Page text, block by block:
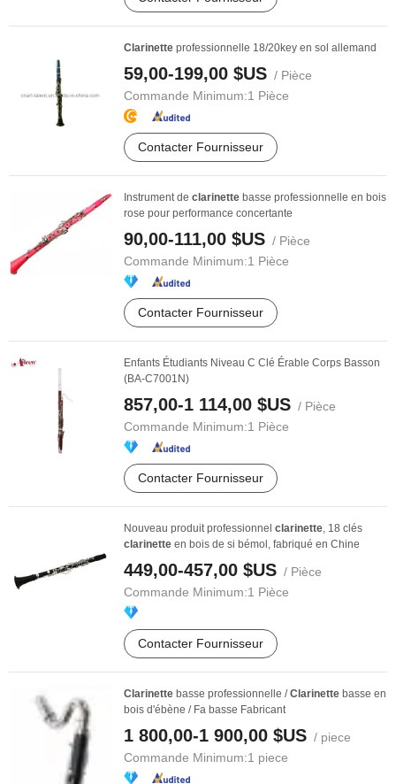
Clarinette professionnelle 18/20key en sol allemand
59,00-199,00 $US / Pièce
Commande Minimum:1 Pièce
Contacter Fournisseur
Instrument de clarinette basse professionnelle en bois
rose pour performance concertante
90,00-111,00 $US / Pièce
Commande Minimum:1 Pièce
Contacter Fournisseur
Enfants Étudiants Niveau C Clé Érable Corps Basson
(BA-C7001N)
857,00-1 114,00 $US / Pièce
Commande Minimum:1 Pièce
Contacter Fournisseur
Nouveau produit professionnel clarinette, 18 clés
clarinette en bois de si bémol, fabriqué en Chine
449,00-457,00 $US / Pièce
Commande Minimum:1 Pièce
Contacter Fournisseur
Clarinette basse professionnelle /Clarinette basse en
bois d'ébène / Fa basse Fabricant
1 800,00-1 900,00 $US / piece
Commande Minimum:1 piece